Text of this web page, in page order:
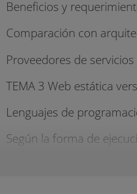
Beneficios y
Comparación con
Proveedores de
TEMA 3 Web estática
Lenguajes de
Según la forma de